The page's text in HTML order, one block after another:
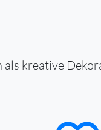
als kreative